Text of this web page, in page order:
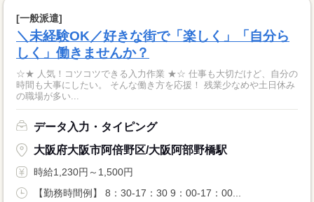
[一般派遣]
＼未経験OK／好きな街で「楽しく」「自分ら
しく」働きませんか？
☆★ 人気！コツコツできる入力作業 ★☆ 仕事も大切だけど、自分の
時間も大事にしたい。 そんな働き方を応援！ 残業少なめや土日休み
の職場が多い...
データ入力・タイピング
大阪府大阪市阿倍野区/大阪阿部野橋駅
時給1,230円～1,500円
【勤務時間例】 8：30-17：30 9：00-17：00...